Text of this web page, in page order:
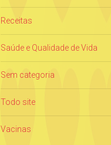
Receitas
Saúde e Qualidade de Vida
Sem categoria
Todo site
Vacinas